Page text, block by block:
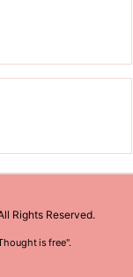
Rights Reserved.
is free".